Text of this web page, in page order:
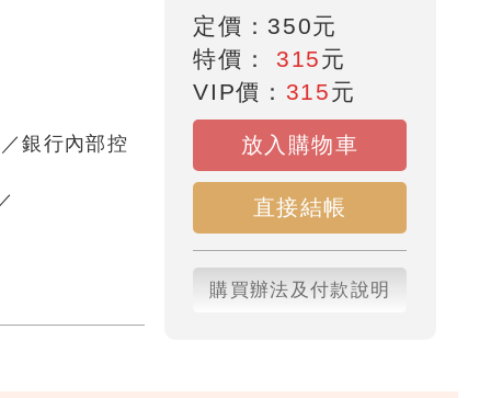
銀行內部控
定價： 350元
特價： 315元
VIP價： 315元
放入購物車
直接結帳
購買辦法及付款說明